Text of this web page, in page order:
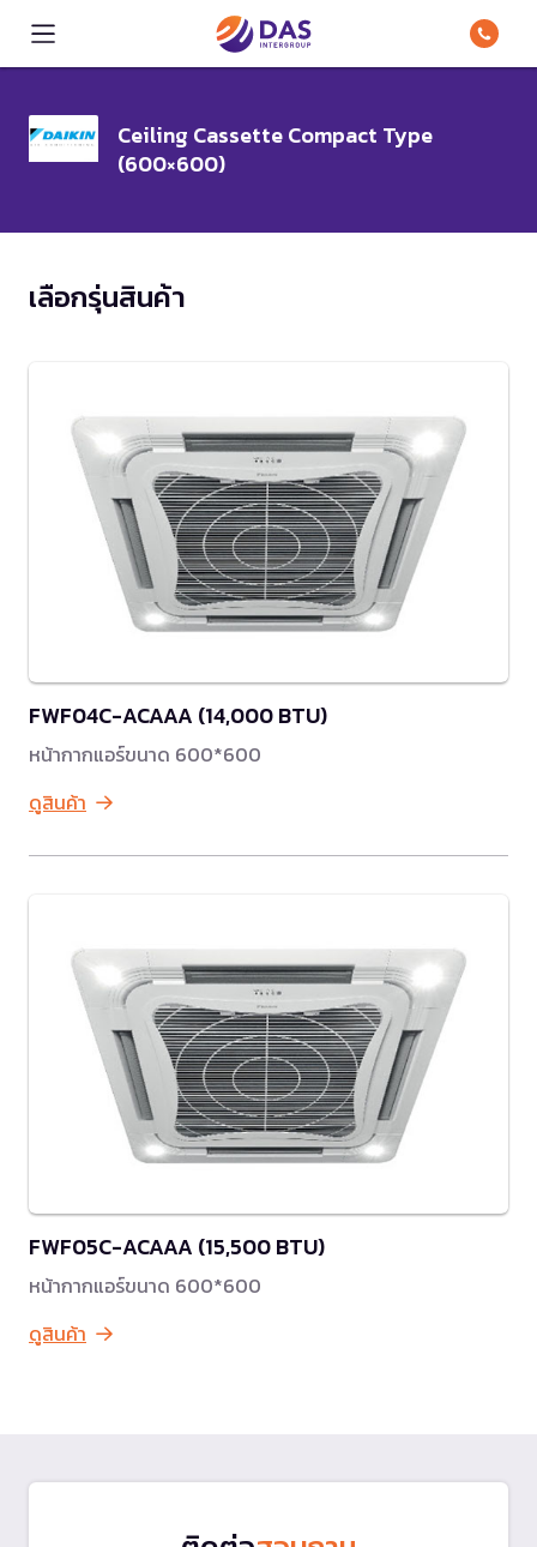
Ceiling Cassette Compact Type
(600×600)
เลือกรุ่นสินค้า
FWF04C-ACAAA (14,000 BTU)
หน้ากากแอร์ขนาด 600*600
ดูสินค้า
FWF05C-ACAAA (15,500 BTU)
หน้ากากแอร์ขนาด 600*600
ดูสินค้า